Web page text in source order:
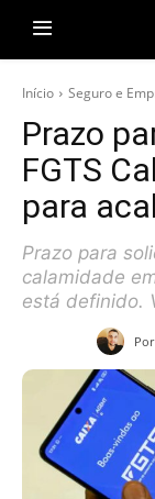
Início Seguro e
Prazo
FGTS
para
Prazo para
calamidade
está definido.
Por